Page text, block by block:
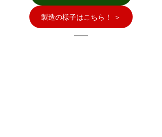
製造の様子はこちら！ ＞